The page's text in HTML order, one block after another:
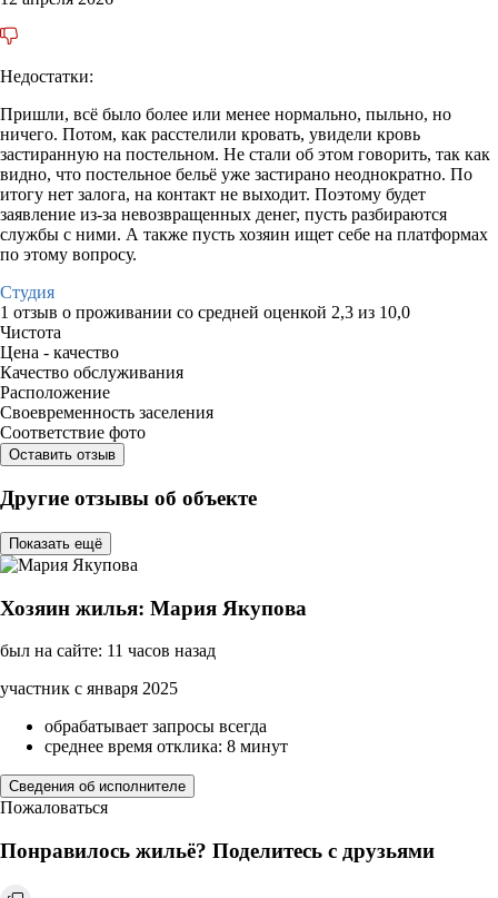
Недостатки:
Пришли, всё было более или менее нормально, пыльно, но
ничего. Потом, как расстелили кровать, увидели кровь
застиранную на постельном. Не стали об этом говорить, так как
видно, что постельное бельё уже застирано неоднократно. По
итогу нет залога, на контакт не выходит. Поэтому будет
заявление из-за невозвращенных денег, пусть разбираются
службы с ними. А также пусть хозяин ищет себе на платформах
по этому вопросу.
Студия
1 отзыв о проживании со средней оценкой 2,3 из 10,0
Чистота
Цена - качество
Качество обслуживания
Расположение
Своевременность заселения
Соответствие фото
Оставить отзыв
Другие отзывы об объекте
Показать ещё
Хозяин жилья: Мария Якупова
был на сайте: 11 часов назад
участник с января 2025
обрабатывает запросы всегда
среднее время отклика: 8 минут
Сведения об исполнителе
Пожаловаться
Понравилось жильё? Поделитесь с друзьями